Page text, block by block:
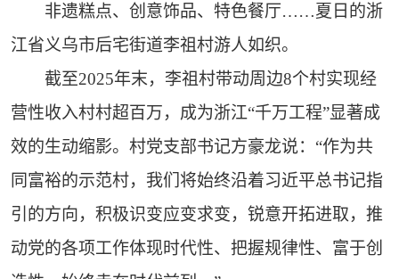
非遗糕点、创意饰品、特色餐厅……夏日的浙
江省义乌市后宅街道李祖村游人如织。
截至2025年末，李祖村带动周边8个村实现经
营性收入村村超百万，成为浙江“千万工程”显著成
效的生动缩影。村党支部书记方豪龙说：“作为共
同富裕的示范村，我们将始终沿着习近平总书记指
引的方向，积极识变应变求变，锐意开拓进取，推
动党的各项工作体现时代性、把握规律性、富于创